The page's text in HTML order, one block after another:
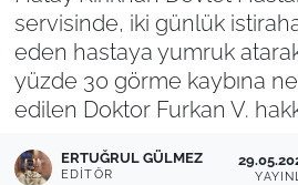
servisinde, iki günlük
eden hastaya yumruk
yüzde 30 görme kaybına
edilen Doktor Furkan V.
ERTUĞRUL GÜLMEZ
EDITÖR
Sendika
Sağlık Personeli Alımı
Tüm Manşetler
Son Dakika Haberleri